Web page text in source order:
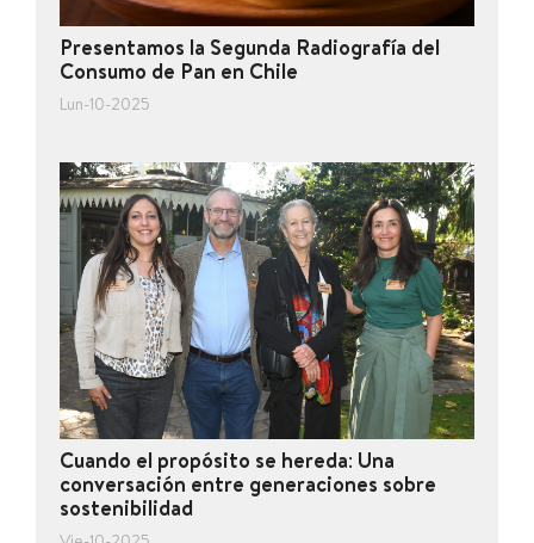
Presentamos la Segunda Radiografía del
Consumo de Pan en Chile
Lun-10-2025
Cuando el propósito se hereda: Una
conversación entre generaciones sobre
sostenibilidad